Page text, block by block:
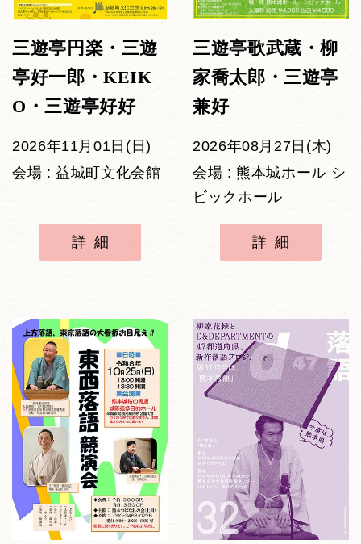
三遊亭円楽・三遊
亭好一郎・KEIK
O・三遊亭好好
2026年11月01日(日)
会場 : 益城町文化会館
詳細
三遊亭歌武蔵・柳
家喬太郎・三遊亭
兼好
2026年08月27日(木)
会場 : 熊本城ホール シ
ビックホール
詳細